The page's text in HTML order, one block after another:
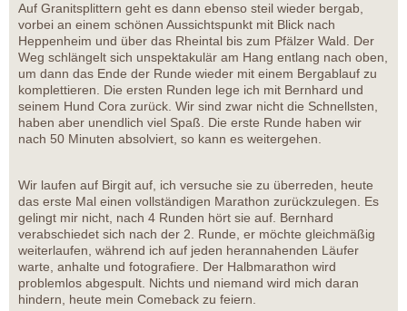
Auf Granitsplittern geht es dann ebenso steil wieder bergab,
vorbei an einem schönen Aussichtspunkt mit Blick nach
Heppenheim und über das Rheintal bis zum Pfälzer Wald. Der
Weg schlängelt sich unspektakulär am Hang entlang nach oben,
um dann das Ende der Runde wieder mit einem Bergablauf zu
komplettieren. Die ersten Runden lege ich mit Bernhard und
seinem Hund Cora zurück. Wir sind zwar nicht die Schnellsten,
haben aber unendlich viel Spaß. Die erste Runde haben wir
nach 50 Minuten absolviert, so kann es weitergehen.
Wir laufen auf Birgit auf, ich versuche sie zu überreden, heute
das erste Mal einen vollständigen Marathon zurückzulegen. Es
gelingt mir nicht, nach 4 Runden hört sie auf. Bernhard
verabschiedet sich nach der 2. Runde, er möchte gleichmäßig
weiterlaufen, während ich auf jeden herannahenden Läufer
warte, anhalte und fotografiere. Der Halbmarathon wird
problemlos abgespult. Nichts und niemand wird mich daran
hindern, heute mein Comeback zu feiern.